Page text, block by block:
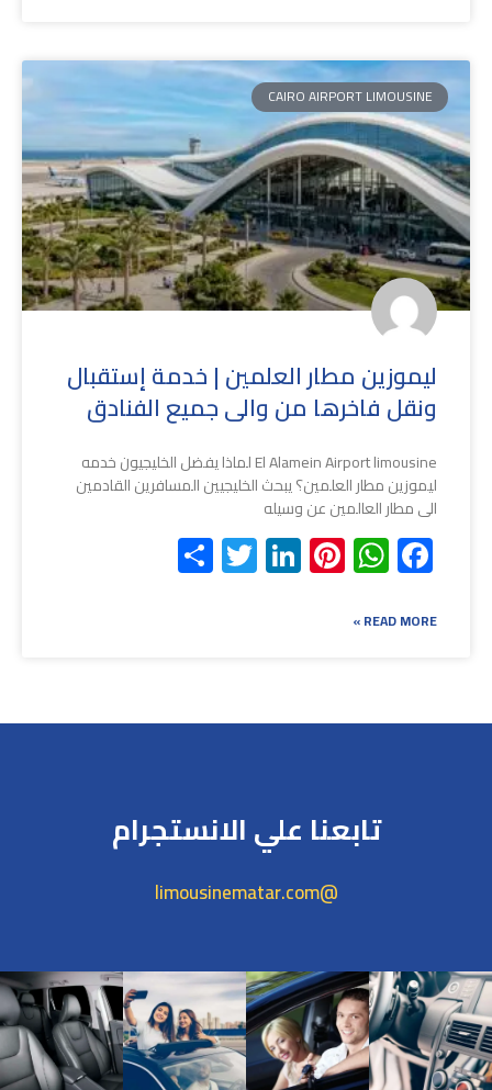
CAIRO AIRPORT LIMOUSINE
ليموزين مطار العلمين | خدمة إستقبال
ونقل فاخرها من والى جميع الفنادق
El Alamein Airport limousine لماذا يفضل الخليجيون خدمه
ليموزين مطار العلمين؟ يبحث الخليجيين المسافرين القادمين
الى مطار العالمين عن وسيله
Facebook
WhatsApp
Pinterest
LinkedIn
Twitter
READ MORE »
تابعنا علي الانستجرام
@limousinematar.com